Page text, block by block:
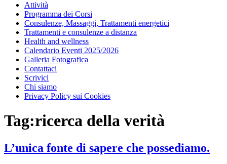
Attività
Programma dei Corsi
Consulenze, Massaggi, Trattamenti energetici
Trattamenti e consulenze a distanza
Health and wellness
Calendario Eventi 2025/2026
Galleria Fotografica
Contattaci
Scrivici
Chi siamo
Privacy Policy sui Cookies
Tag:ricerca della verità
L’unica fonte di sapere che possediamo.